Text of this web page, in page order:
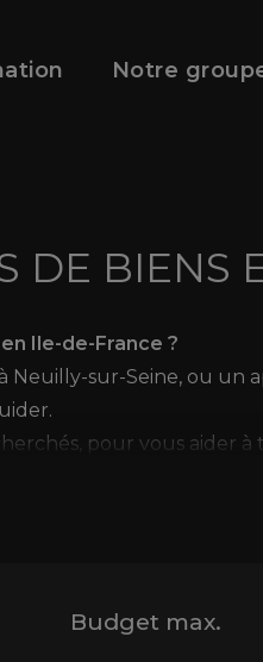
Notre
DE BIENS
Ile-de-France ?
sur-Seine, ou un
pour vous aider
Budget max.